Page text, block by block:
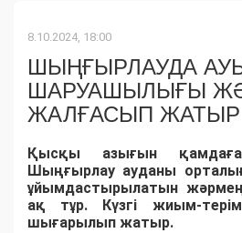
8.10.2024, 18:00
ШЫҢҒЫРЛАУДА
ШАРУАШЫЛЫҒЫ
ЖАЛҒАСЫП ЖАТЫР
Қысқы азығын
Шыңғырлау ауданы
ұйымдастырылатын
ақ тұр. Күзгі жиым-
шығарылып жатыр.